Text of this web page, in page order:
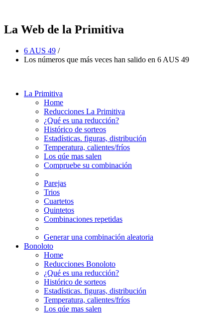
La Web de la Primitiva
6 AUS 49 /
Los números que más veces han salido en 6 AUS 49
La Primitiva
Home
Reducciones La Primitiva
¿Qué es una reducción?
Histórico de sorteos
Estadísticas. figuras, distribución
Temperatura, calientes/fríos
Los qúe mas salen
Compruebe su combinación
Parejas
Trios
Cuartetos
Quintetos
Combinaciones repetidas
Generar una combinación aleatoria
Bonoloto
Home
Reducciones Bonoloto
¿Qué es una reducción?
Histórico de sorteos
Estadísticas. figuras, distribución
Temperatura, calientes/fríos
Los qúe mas salen